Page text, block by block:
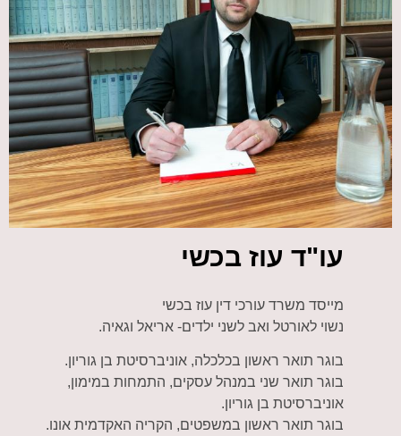
עו"ד עוז בכשי
מייסד משרד עורכי דין עוז בכשי
נשוי לאורטל ואב לשני ילדים- אריאל וגאיה.
בוגר תואר ראשון בכלכלה, אוניברסיטת בן גוריון.
בוגר תואר שני במנהל עסקים, התמחות במימון,
אוניברסיטת בן גוריון.
בוגר תואר ראשון במשפטים, הקריה האקדמית אונו.